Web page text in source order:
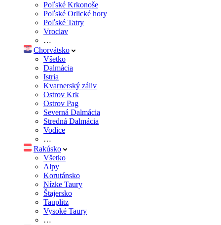
Poľské Krkonoše
Poľské Orlické hory
Poľské Tatry
Vroclav
…
Chorvátsko
Všetko
Dalmácia
Istria
Kvarnerský záliv
Ostrov Krk
Ostrov Pag
Severná Dalmácia
Stredná Dalmácia
Vodice
…
Rakúsko
Všetko
Alpy
Korutánsko
Nízke Taury
Štajersko
Tauplitz
Vysoké Taury
…